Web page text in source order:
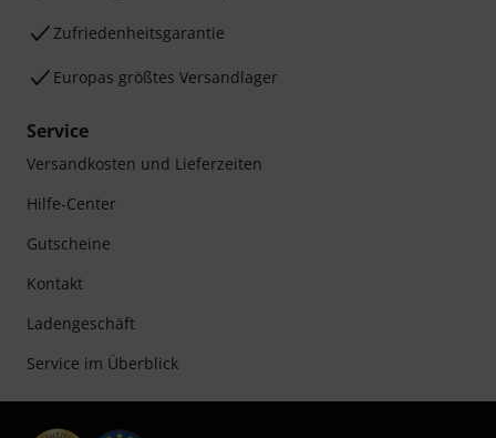
Zufriedenheitsgarantie
Europas größtes Versandlager
Service
Versandkosten und Lieferzeiten
Hilfe-Center
Gutscheine
Kontakt
Ladengeschäft
Service im Überblick